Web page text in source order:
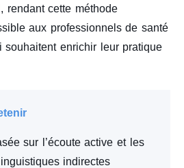
rendant cette méthode
aux professionnels de santé
souhaitent enrichir leur pratique
sur l’écoute active et les
indirectes